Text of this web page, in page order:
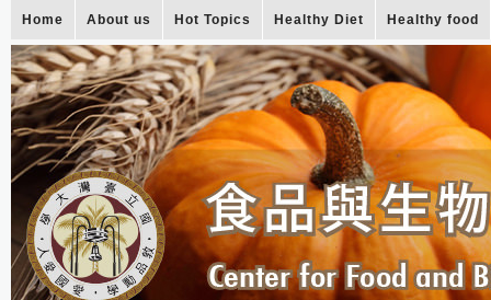
Home About us Hot Topics Healthy Diet Healthy food